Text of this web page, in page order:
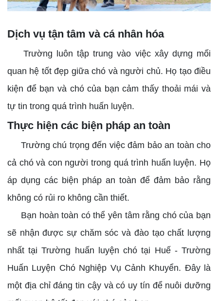
Dịch vụ tận tâm và cá nhân hóa
Trường luôn tập trung vào việc xây dựng mối
quan hệ tốt đẹp giữa chó và người chủ. Họ tạo điều
kiện để bạn và chó của bạn cảm thấy thoải mái và
tự tin trong quá trình huấn luyện.
Thực hiện các biện pháp an toàn
Trường chú trọng đến việc đảm bảo an toàn cho
cả chó và con người trong quá trình huấn luyện. Họ
áp dụng các biện pháp an toàn để đảm bảo rằng
không có rủi ro không cần thiết.
Bạn hoàn toàn có thể yên tâm rằng chó của bạn
sẽ nhận được sự chăm sóc và đào tạo chất lượng
nhất tại Trường huấn luyện chó tại Huế - Trường
Huấn Luyện Chó Nghiệp Vụ Cảnh Khuyển. Đây là
một địa chỉ đáng tin cậy và có uy tín để nuôi dưỡng